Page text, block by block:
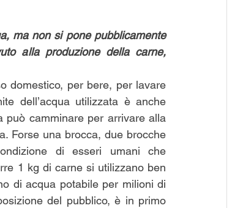
ma non si pone pubblicamente
alla produzione della carne,
domestico, per bere, per lavare
dell’acqua utilizzata è anche
può camminare per arrivare alla
Forse una brocca, due brocche
di esseri umani che
1 kg di carne si utilizzano ben
di acqua potabile per milioni di
del pubblico, è in primo